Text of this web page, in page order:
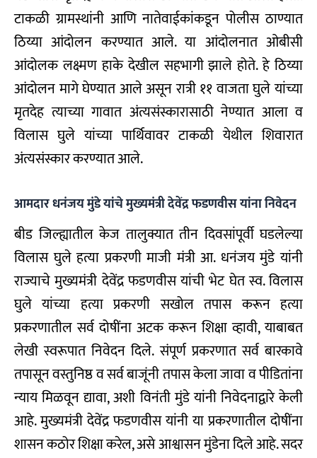
टाकळी ग्रामस्थांनी आणि नातेवाईकांकडून पोलीस ठाण्यात
ठिय्या आंदोलन करण्यात आले. या आंदोलनात ओबीसी
आंदोलक लक्ष्मण हाके देखील सहभागी झाले होते. हे ठिय्या
आंदोलन मागे घेण्यात आले असून रात्री ११ वाजता घुले यांच्या
मृतदेह त्याच्या गावात अंत्यसंस्कारासाठी नेण्यात आला व
विलास घुले यांच्या पार्थिवावर टाकळी येथील शिवारात
अंत्यसंस्कार करण्यात आले.
आमदार धनंजय मुंडे यांचे मुख्यमंत्री देवेंद्र फडणवीस यांना निवेदन
बीड जिल्ह्यातील केज तालुक्यात तीन दिवसांपूर्वी घडलेल्या
विलास घुले हत्या प्रकरणी माजी मंत्री आ. धनंजय मुंडे यांनी
राज्याचे मुख्यमंत्री देवेंद्र फडणवीस यांची भेट घेत स्व. विलास
घुले यांच्या हत्या प्रकरणी सखोल तपास करून हत्या
प्रकरणातील सर्व दोषींना अटक करून शिक्षा व्हावी, याबाबत
लेखी स्वरूपात निवेदन दिले. संपूर्ण प्रकरणात सर्व बारकावे
तपासून वस्तुनिष्ठ व सर्व बाजूंनी तपास केला जावा व पीडितांना
न्याय मिळवून द्यावा, अशी विनंती मुंडे यांनी निवेदनाद्वारे केली
आहे. मुख्यमंत्री देवेंद्र फडणवीस यांनी या प्रकरणातील दोषींना
शासन कठोर शिक्षा करेल, असे आश्वासन मुंडेना दिले आहे. सदर